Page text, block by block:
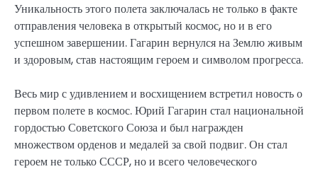
Уникальность этого полета заключалась не только в факте
отправления человека в открытый космос, но и в его
успешном завершении. Гагарин вернулся на Землю живым
и здоровым, став настоящим героем и символом прогресса.
Весь мир с удивлением и восхищением встретил новость о
первом полете в космос. Юрий Гагарин стал национальной
гордостью Советского Союза и был награжден
множеством орденов и медалей за свой подвиг. Он стал
героем не только СССР, но и всего человеческого